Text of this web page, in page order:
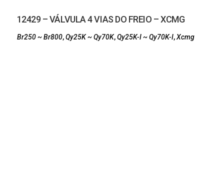
12429 – VÁLVULA 4 VIAS DO FREIO – XCMG
Br250 ~ Br800,Qy25K ~ Qy70K,Qy25K-I ~ Qy70K-I,Xcmg